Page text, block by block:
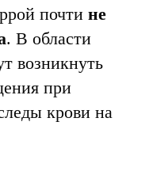
почти не
. В области
возникнуть
при
крови на